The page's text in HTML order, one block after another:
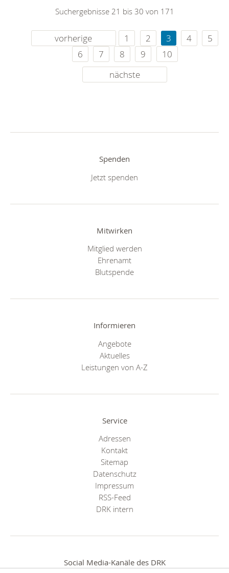
Suchergebnisse 21 bis 30 von 171
vorherige 1 2 3 4
5
6
7 8 9
10
nächste
Spenden
Jetzt spenden
Mitwirken
Mitglied werden
Ehrenamt
Blutspende
Informieren
Angebote
Aktuelles
Leistungen von A-Z
Service
Adressen
Kontakt
Sitemap
Datenschutz
Impressum
RSS-Feed
DRK intern
Social Media-Kanäle des DRK